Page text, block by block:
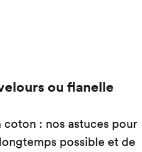
ou flanelle
: nos astuces pour
possible et de